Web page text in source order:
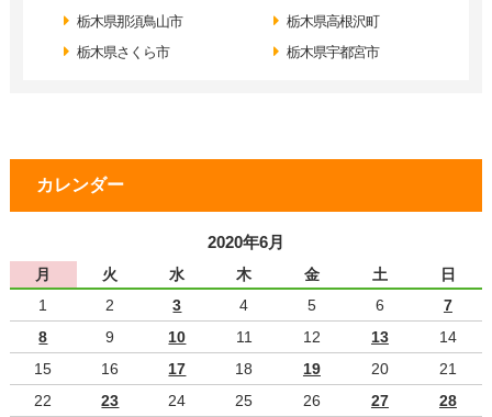
栃木県那須鳥山市
栃木県さくら市
栃木県高根沢町
栃木県宇都宮市
カレンダー
2020年6月
月 火 水 木 金 土
日
1
2 3 4 5 6
7
8
9 10 11 12 13
14
15
16 17 18 19 20
21
22
23 24 25 26 27
28